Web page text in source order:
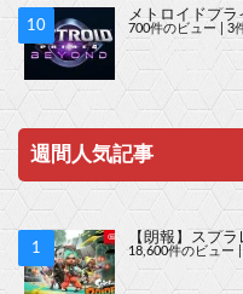
メトロイドプ
700件のビュー 3
週間人気記事
【朗報】スプ
18,600件のビュー